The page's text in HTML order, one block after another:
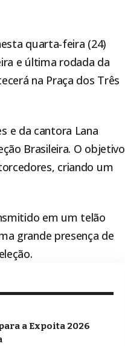
quarta-feira (24)
e última rodada da
na Praça dos Três
e da cantora Lana
Brasileira. O objetivo
criando um
em um telão
grande presença de
a Expoita 2026